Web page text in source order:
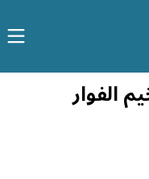
الفوار